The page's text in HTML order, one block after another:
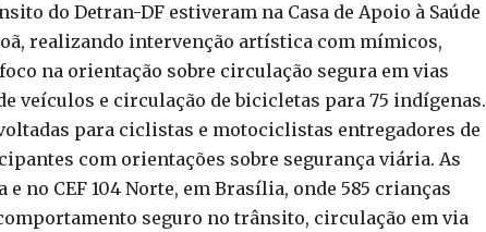
do Detran-DF estiveram na Casa de Apoio à Saúde
realizando intervenção artística com mímicos,
na orientação sobre circulação segura em vias
veículos e circulação de bicicletas para 75 indígenas.
para ciclistas e motociclistas entregadores de
com orientações sobre segurança viária. As
no CEF 104 Norte, em Brasília, onde 585 crianças
seguro no trânsito, circulação em via